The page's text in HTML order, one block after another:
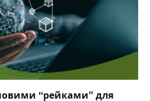
“рейками” для